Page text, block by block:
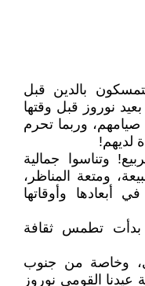
بالدين قبل
نوروز قبل وقتها
صيامهم، وربما تحرم
لديهم!
وتناسوا جمالية
ومتعة المناظر،
أبعادها وأوقاتها
بدأت تطمس ثقافة
وخاصة من جنوب
القومي نوروز